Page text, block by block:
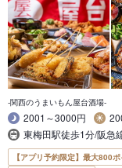
-関西のうまいもん屋台酒場-
2001～3000円
東梅田駅徒歩1分/阪急
【アプリ予約限定】最大800